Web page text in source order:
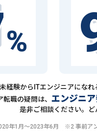
%
未経験からITエンジニアにな
転職の疑問は、 エンジニ
是非ご相談ください。ど
年1月〜2023年6月 ※2 事前アン